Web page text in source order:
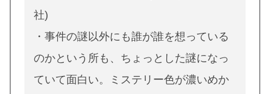
社)
・事件の謎以外にも誰が誰を想っている
のかという所も、ちょっとした謎になっ
ていて面白い。ミステリー色が濃いめか